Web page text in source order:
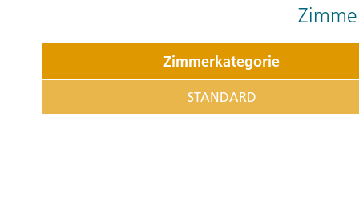
Zimmerkategorie
STANDARD